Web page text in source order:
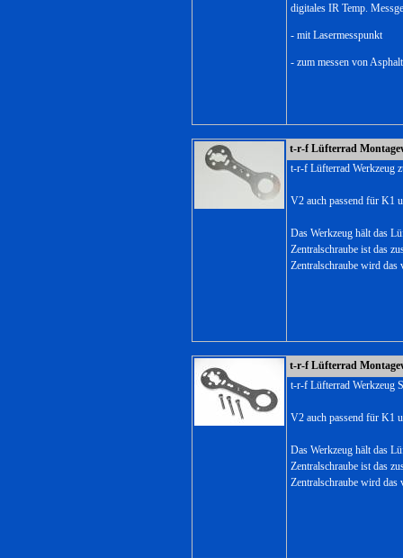
digitales IR Temp.
- mit Lasermesspunkt
- zum messen von
t-r-f Lüfterrad
t-r-f Lüfterrad Werkzeug
V2 auch passend für K1
Das Werkzeug hält das
Zentralschraube ist das
Zentralschraube wird das
t-r-f Lüfterrad
t-r-f Lüfterrad Werkzeug
V2 auch passend für K1
Das Werkzeug hält das
Zentralschraube ist das
Zentralschraube wird das